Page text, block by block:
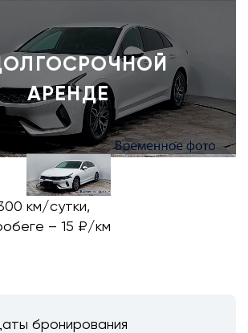
км/сутки,
– 15 ₽/км
бронирования